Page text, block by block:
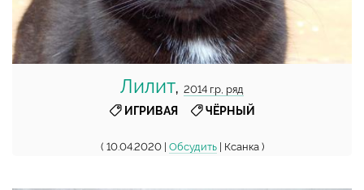
Лилит, 2014 г.р, ряд
ИГРИВАЯ, ЧЁРНЫЙ
( 10.04.2020 | Обсудить| Ксанка )